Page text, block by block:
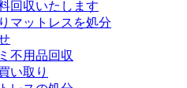
回収いたします
マットレスを処分
不用品回収
い取り